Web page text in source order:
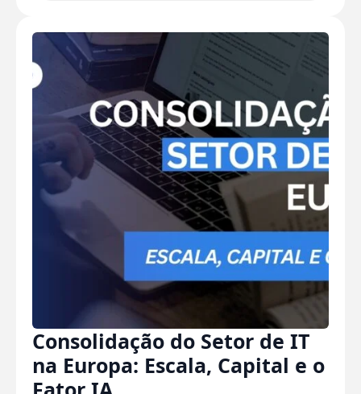
Consolidação do Setor de IT
na Europa: Escala, Capital e o